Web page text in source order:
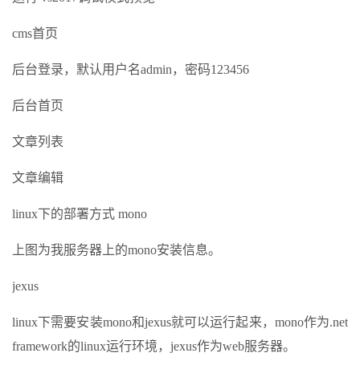
cms首页
后台登录，默认用户名admin，密码123456
后台首页
文章列表
文章编辑
linux下的部署方式 mono
上图为我服务器上的mono安装信息。
jexus
linux下需要安装mono和jexus就可以运行起来，mono作为.net
framework的linux运行环境，jexus作为web服务器。